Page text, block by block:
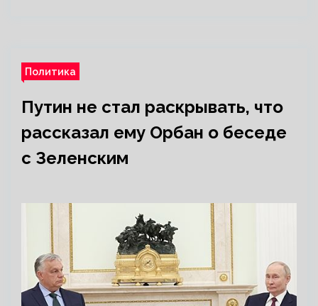
Политика
Путин не стал раскрывать, что
рассказал ему Орбан о беседе
с Зеленским